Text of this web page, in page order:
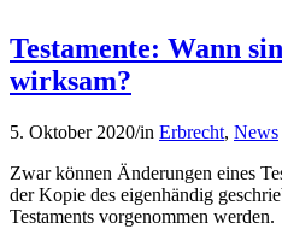
Testamente: Wann
wirksam?
5. Oktober 2020/in Erbrecht, News
Zwar können Änderungen eines
der Kopie des eigenhändig
Testaments vorgenommen werden.